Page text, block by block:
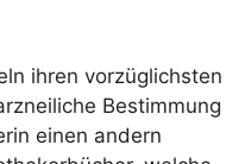
ihren vor­züg­lichs­ten
Bestim­mung
einen andern